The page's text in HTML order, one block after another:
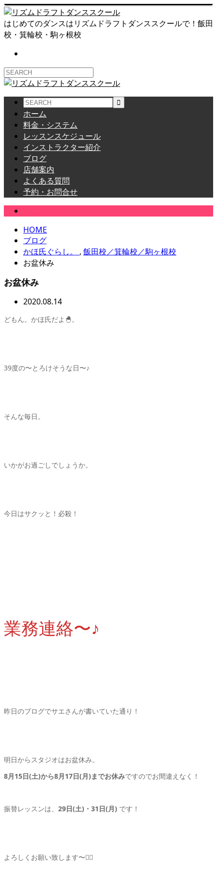
はじめてのダンスはリズムドラフトダンススクールで！飯田
校・箕輪校・駒ヶ根校
ホーム
料金・システム
レッスンスケジュール
インストラクター紹介
ブログ
店舗案内
よくある質問
予約・お問合せ
HOME
ブログ
かほ氏ぐらし。
, 飯田校／箕輪校／駒ヶ根校
お盆休み
お盆休み
2020.08.14
どもん。かほ氏だよ🐣。
39度の〜とろけそうな日〜♪
そんな毎日。
いかがお過ごしでしょうか。
今日はサクッと！必殺！
業務連絡〜♪
昨日のブログでサエさんが書いていた通り！
明日からスタジオはお盆休み。
8月15日(土)から8月17日(月)までお休みですのでお間違えなく！
振替レッスンは、 29日(土)・31日(月) です！
よろしくお願い致します〜🙇‍♂️